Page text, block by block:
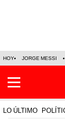
HOY JORGE MESSI
LO ÚLTIMO